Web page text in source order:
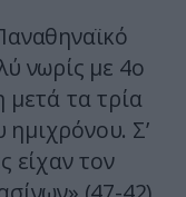
νωρίς με 4ο
μετά τα τρία
Σ’
είχαν τον